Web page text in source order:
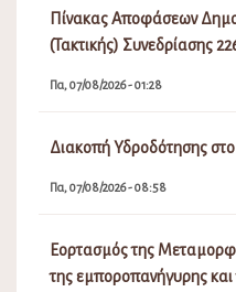
Πίνακας Αποφάσεων
(Τακτικής) Συνεδρίασης
Πα, 07/08/2026 - 01:28
Διακοπή Υδροδότησης
Πα, 07/08/2026 - 08:58
Εορτασμός της
της εμποροπανήγυρης